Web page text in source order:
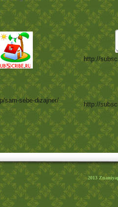
sam-sebe-dizajner/
http://
http://
2013